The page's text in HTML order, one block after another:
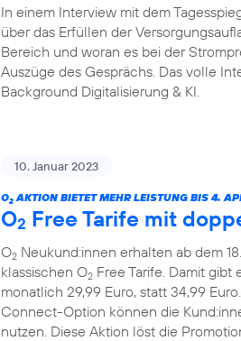
In einem Interview mit dem
über das Erfüllen der
Bereich und woran es bei der
Auszüge des Gesprächs. Das volle
Background Digitalisierung & KI.
10. Januar 2023
O2 AKTION BIETET MEHR LEISTUNG BIS 4.
O2 Free Tarife mit
O2 Neukund:innen erhalten ab dem
klassischen O2 Free Tarife. Damit gibt
monatlich 29,99 Euro, statt 34,99 Euro.
Connect-Option können die
nutzen. Diese Aktion löst die